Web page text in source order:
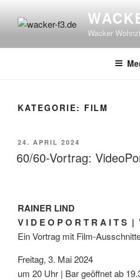
Inhalt
Wacker
KATEGORIE: FILM
VERÖFFENTLICHT
AM
24. APRIL 2024
60/60-Vortrag:
RAINER LIND
V I D E O P O R T R A I T S |
Ein Vortrag mit Film-
Freitag, 3. Mai 2024
um 20 Uhr | Bar geöffnet ab